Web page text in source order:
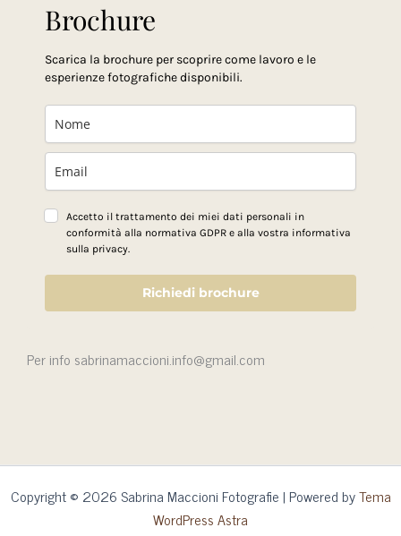
Brochure
Scarica la brochure per scoprire come lavoro e le
esperienze fotografiche disponibili.
Accetto il trattamento dei miei dati personali in
conformità alla normativa GDPR e alla vostra informativa
sulla privacy.
Richiedi brochure
Per info sabrinamaccioni.info@gmail.com
Copyright © 2026 Sabrina Maccioni Fotografie | Powered byTema
WordPress Astra